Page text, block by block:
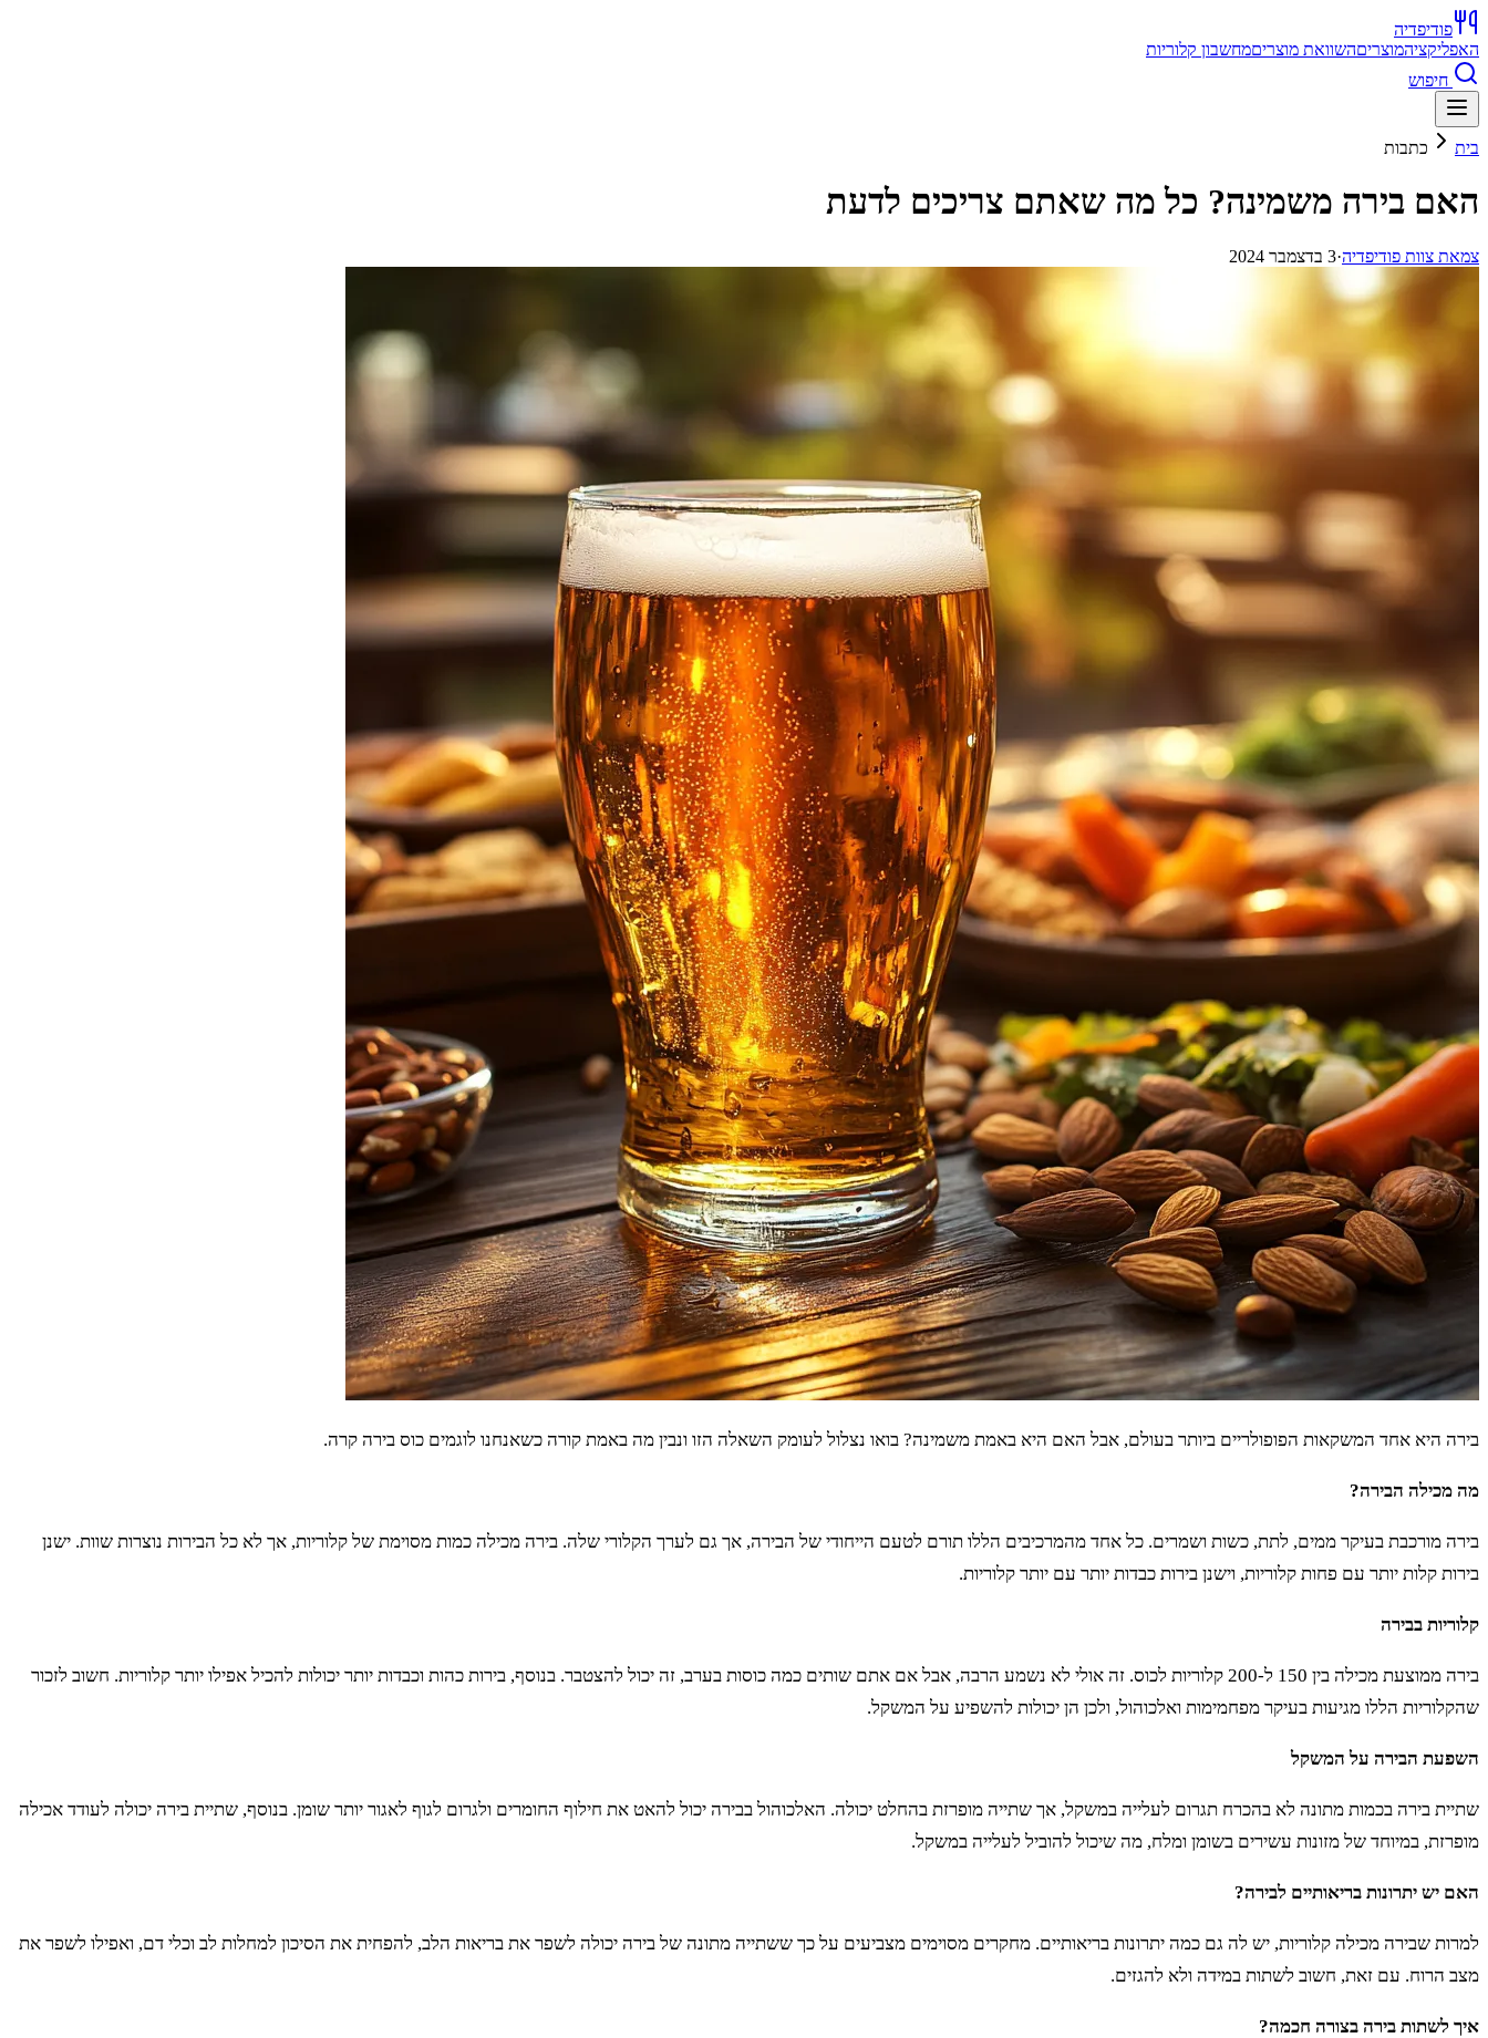
פודיפדיה
האפליקציהמוצריםהשוואת מוצריםמחשבון קלוריות
חיפוש
בית כתבות
האם בירה משמינה? כל מה שאתם צריכים לדעת
צמאת צוות פודיפדיה·3 בדצמבר 2024
בירה היא אחד המשקאות הפופולריים ביותר בעולם, אבל האם היא באמת משמינה? בואו נצלול לעומק השאלה הזו ונבין מה באמת קורה כשאנחנו לוגמים כוס בירה קרה.
מה מכילה הבירה?
בירה מורכבת בעיקר ממים, לתת, כשות ושמרים. כל אחד מהמרכיבים הללו תורם לטעם הייחודי של הבירה, אך גם לערך הקלורי שלה. בירה מכילה כמות מסוימת של קלוריות, אך לא כל הבירות נוצרות שוות. ישנן
בירות קלות יותר עם פחות קלוריות, וישנן בירות כבדות יותר עם יותר קלוריות.
קלוריות בבירה
בירה ממוצעת מכילה בין 150 ל-200 קלוריות לכוס. זה אולי לא נשמע הרבה, אבל אם אתם שותים כמה כוסות בערב, זה יכול להצטבר. בנוסף, בירות כהות וכבדות יותר יכולות להכיל אפילו יותר קלוריות. חשוב לזכור
שהקלוריות הללו מגיעות בעיקר מפחמימות ואלכוהול, ולכן הן יכולות להשפיע על המשקל.
השפעת הבירה על המשקל
שתיית בירה בכמות מתונה לא בהכרח תגרום לעלייה במשקל, אך שתייה מופרזת בהחלט יכולה. האלכוהול בבירה יכול להאט את חילוף החומרים ולגרום לגוף לאגור יותר שומן. בנוסף, שתיית בירה יכולה לעודד אכילה
מופרזת, במיוחד של מזונות עשירים בשומן ומלח, מה שיכול להוביל לעלייה במשקל.
האם יש יתרונות בריאותיים לבירה?
למרות שבירה מכילה קלוריות, יש לה גם כמה יתרונות בריאותיים. מחקרים מסוימים מצביעים על כך ששתייה מתונה של בירה יכולה לשפר את בריאות הלב, להפחית את הסיכון למחלות לב וכלי דם, ואפילו לשפר את
מצב הרוח. עם זאת, חשוב לשתות במידה ולא להגזים.
איך לשתות בירה בצורה חכמה?